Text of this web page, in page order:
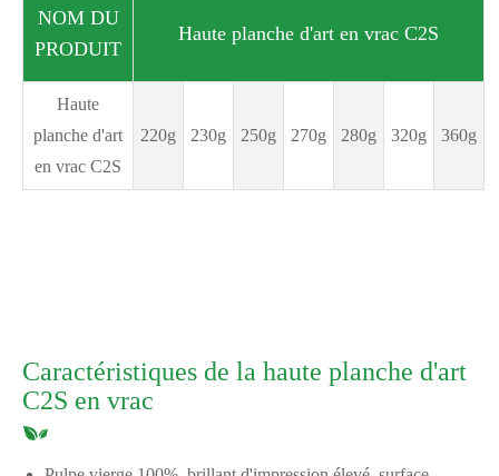
NOM DU
PRODUIT
Haute planche d'art en vrac C2S
Haute
planche d'art
en vrac C2S
220g 230g 250g 270g 280g 320g 360g
Caractéristiques de la haute planche d'art
C2S en vrac